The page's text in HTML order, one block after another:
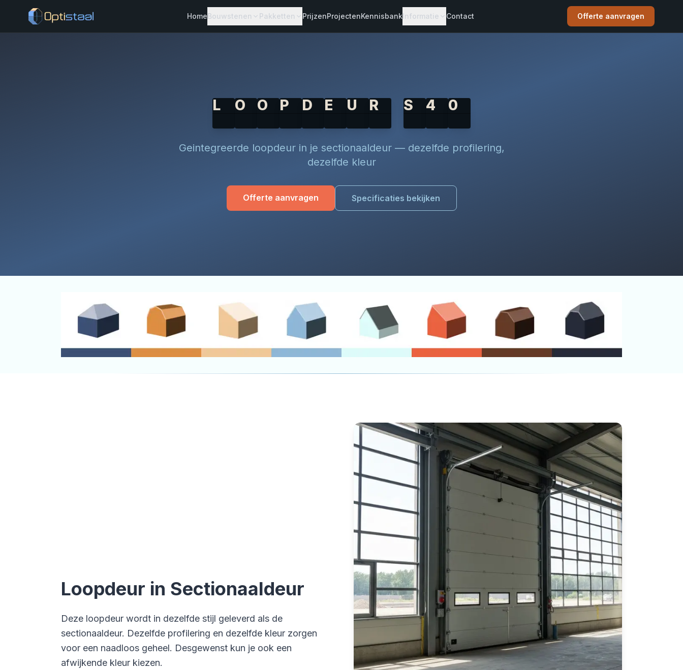
HomeBouwstenen
Verdiepingsvloer
Pakketten PrijzenProjectenKennisbankInformatie Contact Offerte aanvragen
L O O P D E U R S 4 0
Geintegreerde loopdeur in je sectionaaldeur — dezelfde profilering,
dezelfde kleur
Offerte aanvragen Specificaties bekijken
Loopdeur in Sectionaaldeur
Deze loopdeur wordt in dezelfde stijl geleverd als de
sectionaaldeur. Dezelfde profilering en dezelfde kleur zorgen
voor een naadloos geheel. Desgewenst kun je ook een
afwijkende kleur kiezen.